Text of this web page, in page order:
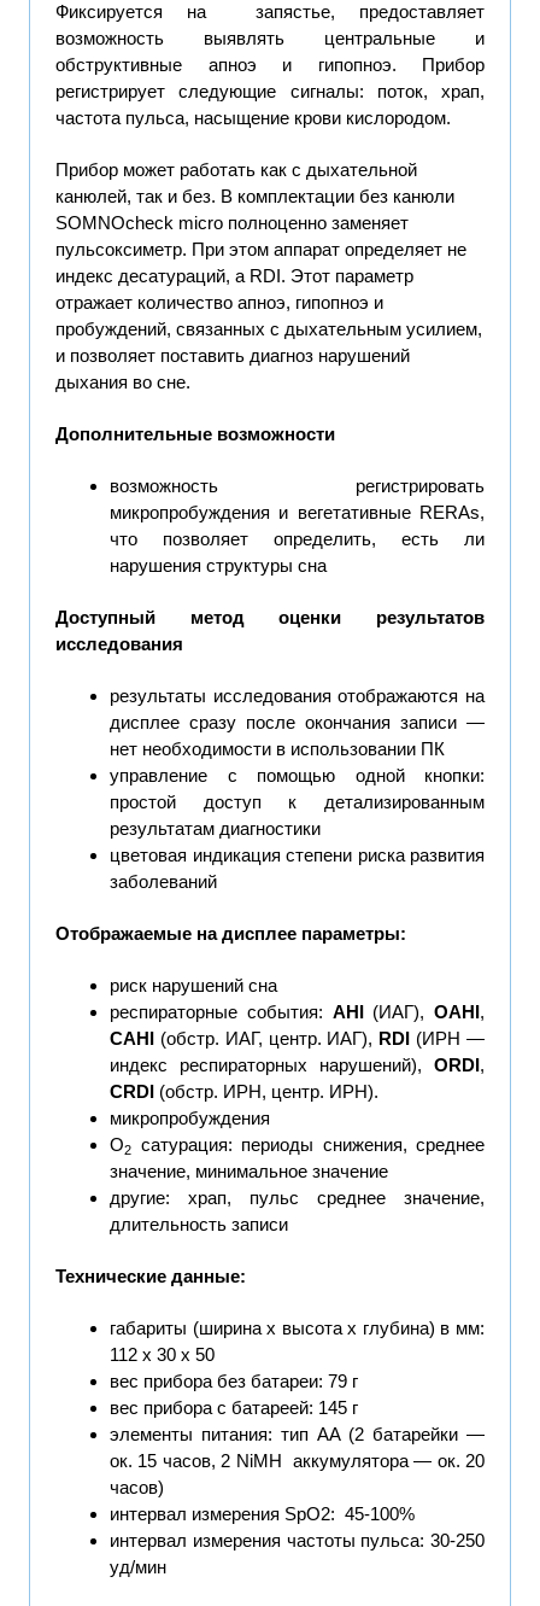
Фиксируется на запястье, предоставляет
возможность выявлять центральные и
обструктивные апноэ и гипопноэ. Прибор
регистрирует следующие сигналы: поток, храп,
частота пульса, насыщение крови кислородом.
Прибор может работать как с дыхательной
канюлей, так и без. В комплектации без канюли
SOMNOcheck micro полноценно заменяет
пульсоксиметр. При этом аппарат определяет не
индекс десатураций, а RDI. Этот параметр
отражает количество апноэ, гипопноэ и
пробуждений, связанных с дыхательным усилием,
и позволяет поставить диагноз нарушений
дыхания во сне.
Дополнительные возможности
возможность регистрировать
микропробуждения и вегетативные RERAs,
что позволяет определить, есть ли
нарушения структуры сна
Доступный метод оценки результатов
исследования
результаты исследования отображаются на
дисплее сразу после окончания записи —
нет необходимости в использовании ПК
управление с помощью одной кнопки:
простой доступ к детализированным
результатам диагностики
цветовая индикация степени риска развития
заболеваний
Отображаемые на дисплее параметры:
риск нарушений сна
респираторные события: AHI (ИАГ), OAHI,
CAHI (обстр. ИАГ, центр. ИАГ), RDI (ИРН —
индекс респираторных нарушений), ORDI,
CRDI (обстр. ИРН, центр. ИРН).
микропробуждения
О2
сатурация: периоды снижения, среднее
значение, минимальное значение
другие: храп, пульс среднее значение,
длительность записи
Технические данные:
габариты (ширина х высота х глубина) в мм:
112 х 30 х 50
вес прибора без батареи: 79 г
вес прибора с батареей: 145 г
элементы питания: тип АА (2 батарейки —
ок. 15 часов, 2 NiMH аккумулятора — ок. 20
часов)
интервал измерения SpO2: 45-100%
интервал измерения частоты пульса: 30-250
уд/мин